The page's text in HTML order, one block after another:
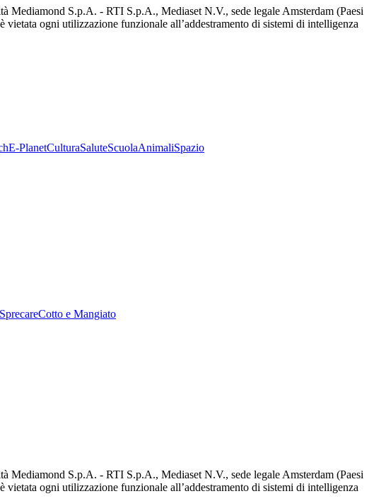
S.p.A. - RTI S.p.A., Mediaset N.V., sede legale Amsterdam (Paesi
ogni utilizzazione funzionale all’addestramento di sistemi di intelligenza
E-PlanetCulturaSaluteScuolaAnimaliSpazio
Cotto e Mangiato
S.p.A. - RTI S.p.A., Mediaset N.V., sede legale Amsterdam (Paesi
ogni utilizzazione funzionale all’addestramento di sistemi di intelligenza